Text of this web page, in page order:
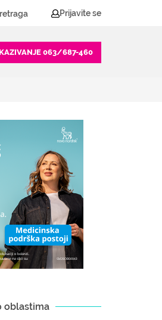
Prijavite se
063/687-460
oblastima